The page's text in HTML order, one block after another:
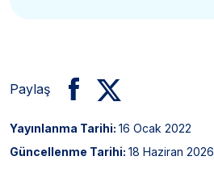
Paylaş
Yayınlanma Tarihi: 16 Ocak 2022
Güncellenme Tarihi: 18 Haziran 2026